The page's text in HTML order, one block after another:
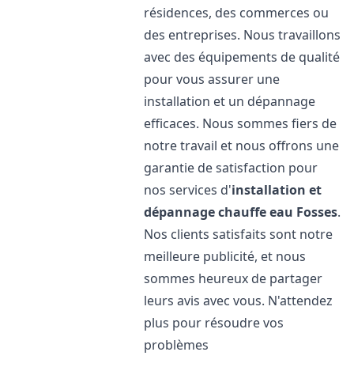
résidences, des commerces ou
des entreprises. Nous travaillons
avec des équipements de qualité
pour vous assurer une
installation et un dépannage
efficaces. Nous sommes fiers de
notre travail et nous offrons une
garantie de satisfaction pour
nos services d'installation et
dépannage chauffe eau Fosses.
Nos clients satisfaits sont notre
meilleure publicité, et nous
sommes heureux de partager
leurs avis avec vous. N'attendez
plus pour résoudre vos
problèmes